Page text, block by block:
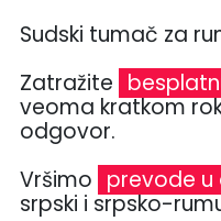
Sudski tumač za
Zatražite
veoma kratkom
odgovor.
Vršimo prevode u
srpski i srpsko-